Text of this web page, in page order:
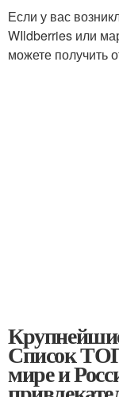
Если у вас
WIldberries или
можете получить
Список
мире и